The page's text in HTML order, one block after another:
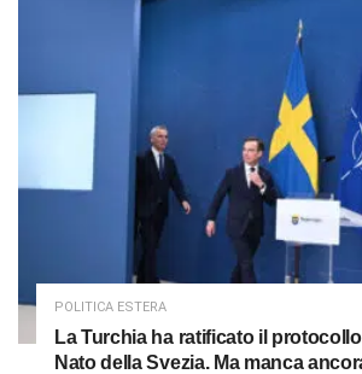
POLITICA ESTERA
La Turchia ha ratificato il
Nato della Svezia. Ma manca